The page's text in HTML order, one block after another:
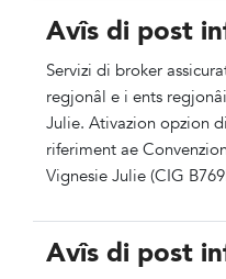
Avîs di post
Servizi di broker
regjonâl e i ents
Julie. Ativazion opzion
riferiment ae
Vignesie Julie (CIG
Avîs di post